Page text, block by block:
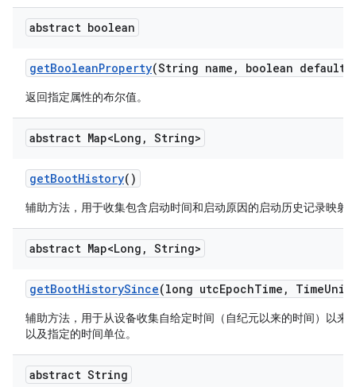
abstract boolean
getBooleanProperty(String name , boolean default
返回指定属性的布尔值。
abstract Map<Long , String>
getBootHistory()
辅助方法，用于收集包含启动时间和启动原因的启动历史记录映射
abstract Map<Long , String>
getBootHistorySince(long utcEpochTime , TimeUnit
辅助方法，用于从设备收集自给定时间（自纪元以来的时间）以
以及指定的时间单位。
abstract String